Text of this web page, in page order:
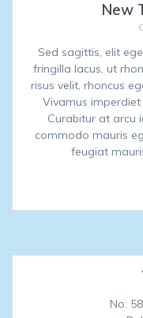
New
Sed sagittis, elit
fringilla lacus, ut
risus velit, rhoncus
Vivamus
Curabitur at arcu
commodo mauris
feugiat
No: